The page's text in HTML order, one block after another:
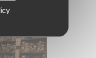
Ollivander